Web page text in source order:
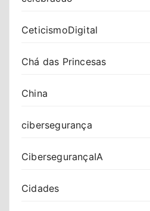
CeticismoDigital
Chá das Princesas
China
cibersegurança
CibersegurançaIA
Cidades